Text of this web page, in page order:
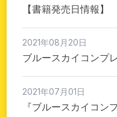
【書籍発売日情報】
2021年08月20日
ブルースカイコンプ
2021年07月01日
『ブルースカイコ